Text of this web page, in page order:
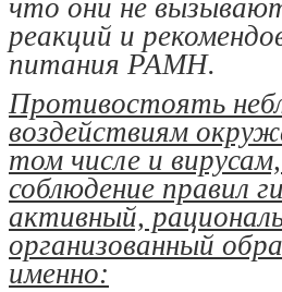
что они не
реакций и
питания РАМН.
Противостоять
воздействиям
том числе и
соблюдение правил
активный,
организованный
именно: